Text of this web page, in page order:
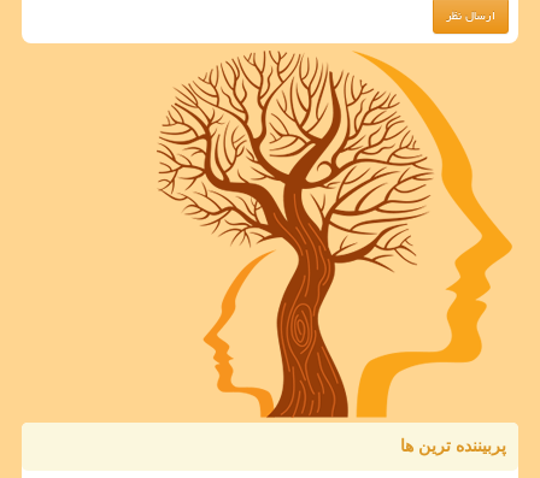
پربیننده ترین ها